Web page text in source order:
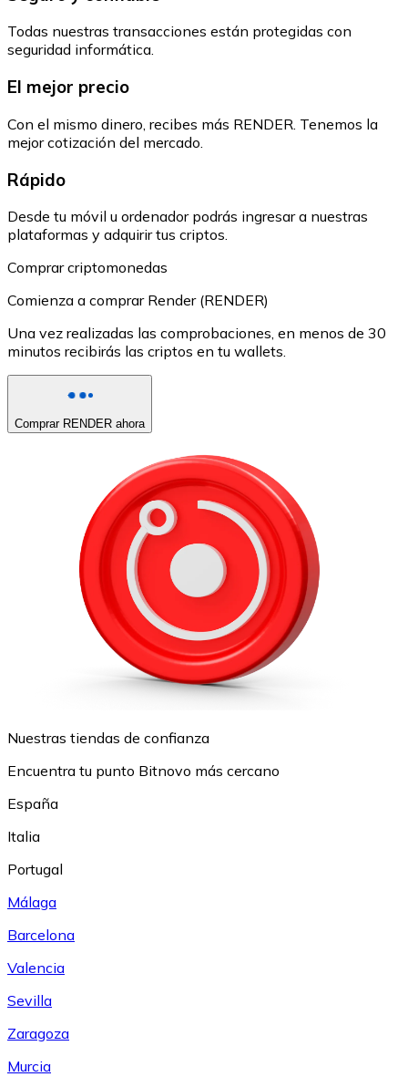
Todas nuestras transacciones están protegidas con
seguridad informática.
El mejor precio
Con el mismo dinero, recibes más RENDER. Tenemos la
mejor cotización del mercado.
Rápido
Desde tu móvil u ordenador podrás ingresar a nuestras
plataformas y adquirir tus criptos.
Comprar criptomonedas
Comienza a comprar Render (RENDER)
Una vez realizadas las comprobaciones, en menos de 30
minutos recibirás las criptos en tu wallets.
Comprar RENDER ahora
Nuestras tiendas de confianza
Encuentra tu punto Bitnovo más cercano
España
Italia
Portugal
Málaga
Barcelona
Valencia
Sevilla
Zaragoza
Murcia